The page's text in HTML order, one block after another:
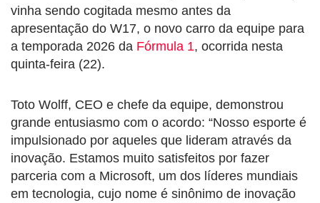
vinha sendo cogitada mesmo antes da
apresentação do W17, o novo carro da equipe para
a temporada 2026 da Fórmula 1, ocorrida nesta
quinta-feira (22).
Toto Wolff, CEO e chefe da equipe, demonstrou
grande entusiasmo com o acordo: “Nosso esporte é
impulsionado por aqueles que lideram através da
inovação. Estamos muito satisfeitos por fazer
parceria com a Microsoft, um dos líderes mundiais
em tecnologia, cujo nome é sinônimo de inovação